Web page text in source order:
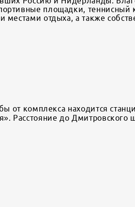
площадки, теннисный
отдыха, а также
от комплекса находится
Расстояние до Дмитровского